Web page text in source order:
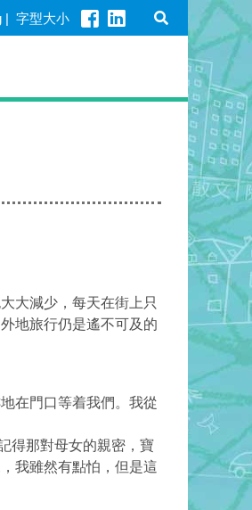
| 字型大小
大減少，每天在街上只
地旅行仍是遙不可及的
在門口等着我們。我從
得那對母女的親密，寶
我雖然有點怕，但是這